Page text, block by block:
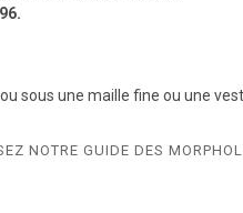
sous une maille fine ou une
NOTRE GUIDE DES